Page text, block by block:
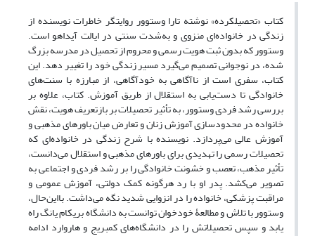
کتاب «تحصیلکرده» نوشته تارا وستوور روایتگر خاطرات نویسنده از
زندگی در خانواده‌ای منزوی و به‌شدت سنتی در ایالت آیداهو است.
وستوور که بدون ثبت هویت رسمی و محروم از تحصیل در مدرسه بزرگ
شده، در نوجوانی تصمیم می‌گیرد مسیر زندگی خود را تغییر دهد. این
کتاب، سفری است از ناآگاهی به خودآگاهی، از مبارزه با سنت‌های
خانوادگی تا دست‌یابی به استقلال از طریق آموزش. کتاب، علاوه بر
بررسی رشد فردی وستوور، به تأثیر تحصیلات بر بازتعریف هویت، نقش
خانواده در محدودسازی آموزش زنان و تعارض میان باورهای مذهبی و
آموزش عالی می‌پردازد. نویسنده با شرح زندگی در خانواده‌ای که
تحصیلات رسمی را تهدیدی برای باورهای مذهبی و استقلال می‌دانست،
تأثیر مذهب، تعصب و خشونت خانوادگی را بر رشد فردی و اجتماعی به
تصویر می‌کشد. پدر او با رد هرگونه کمک دولتی، آموزش عمومی و
مراقبت پزشکی، خانواده را در انزوایی شدید نگه می‌داشت. بااین‌حال،
وستوور با تلاش و مطالعۀ خودخوان توانست به دانشگاه بریکام یانگ راه
یابد و سپس تحصیلاتش را در دانشگاه‌های کمبریج و هاروارد ادامه